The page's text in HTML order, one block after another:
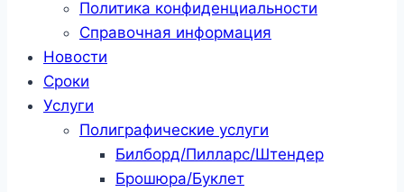
Политика конфиденциальности
Справочная информация
Новости
Сроки
Услуги
Полиграфические услуги
Билборд/Пилларс/Штендер
Брошюра/Буклет